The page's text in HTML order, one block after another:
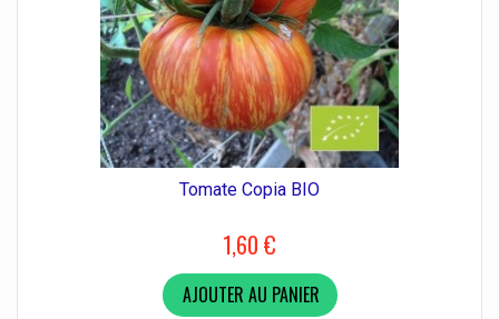
Tomate Copia BIO
1,60 €
AJOUTER AU PANIER